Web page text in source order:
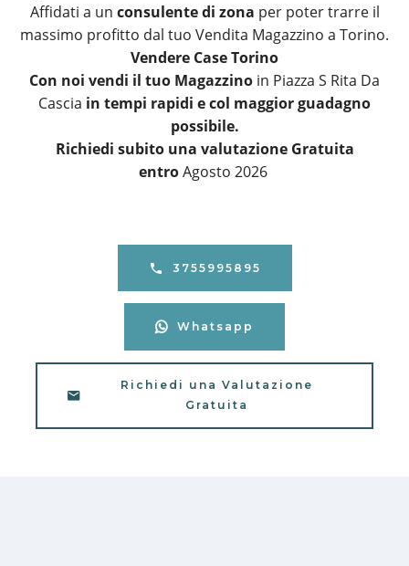
Affidati a un consulente di zona per poter trarre il
massimo profitto dal tuo Vendita Magazzino a Torino.
Vendere Case Torino
Con noi vendi il tuo Magazzino in Piazza S Rita Da
Cascia in tempi rapidi e col maggior guadagno
possibile.
Richiedi subito una valutazione Gratuita
entroAgosto 2026
3755995895
Whatsapp
Richiedi una Valutazione
Gratuita